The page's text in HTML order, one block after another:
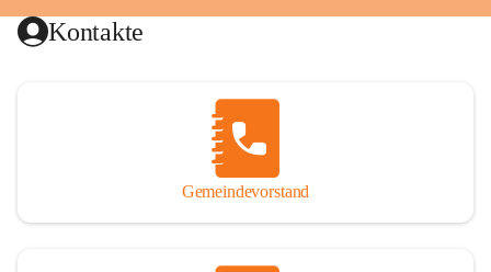
Kontakte
Gemeindevorstand